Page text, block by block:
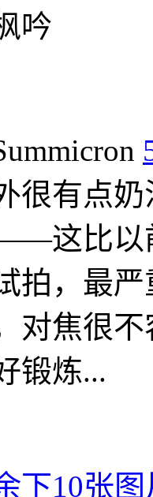
吟
很有点
这比以
拍，最
对焦很
锻炼...
下10张图